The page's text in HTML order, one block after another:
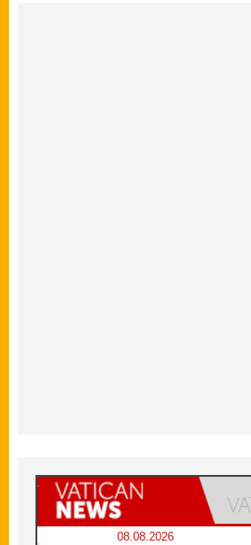
08.08.2026